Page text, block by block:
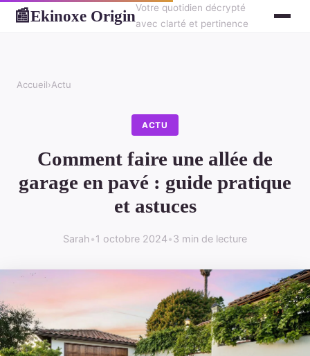
📰Ekinoxe OriginVotre quotidien décrypté
avec clarté et pertinence
Accueil›Actu
ACTU
Comment faire une allée de
garage en pavé : guide pratique
et astuces
Sarah•1 octobre 2024•3 min de lecture